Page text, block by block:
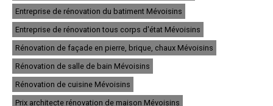
- Entreprise de rénovation immobilière à Mainvilliers
- Entreprise de rénovation immobilière à Luisant
- Entreprise de rénovation immobilière à Épernon
- Entreprise de rénovation immobilière à Lèves
- Entreprise de rénovation immobilière à Maintenon
- Entreprise de rénovation immobilière à Bonneval
- Entreprise de rénovation immobilière à Nogent-le-Roi
- Entreprise de rénovation immobilière à Auneau
- Entreprise de rénovation immobilière à Saint-Lubin-des-Joncherets
- Entreprise de rénovation immobilière à Le Coudray
Entreprise de rénovation du batiment Mévoisins
Entreprise de rénovation tous corps d'état Mévoisins
Rénovation de façade en pierre, brique, chaux Mévoisins
Rénovation de salle de bain Mévoisins
Rénovation de cuisine Mévoisins
Prix architecte rénovation de maison Mévoisins